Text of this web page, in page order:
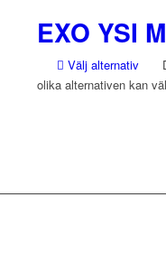
EXO YSI
Välj alternativ
olika alternativen kan